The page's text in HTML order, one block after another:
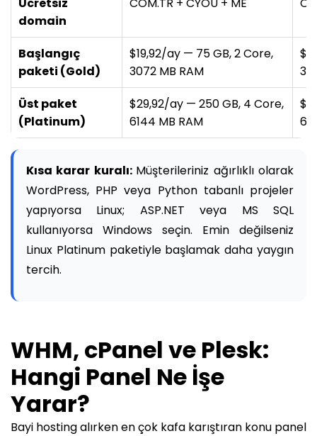
domain
Başlangıç
paketi (Gold)
$19,92/ay — 75 GB, 2 Core,
3072 MB RAM
Üst paket
(Platinum)
$29,92/ay — 250 GB, 4 Core,
6144 MB RAM
Kısa karar kuralı: Müşterileriniz ağırlıklı olarak
WordPress, PHP veya Python tabanlı projeler
yapıyorsa Linux; ASP.NET veya MS SQL
kullanıyorsa Windows seçin. Emin değilseniz
Linux Platinum paketiyle başlamak daha yaygın
tercih.
WHM, cPanel ve Plesk:
Hangi Panel Ne İşe
Yarar?
Bayi hosting alırken en çok kafa karıştıran konu panel